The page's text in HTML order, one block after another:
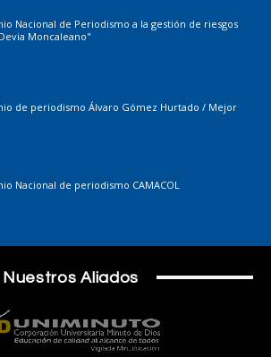
Nacional de Periodismo a la gestión de riesgos
Moncaleano"
de periodismo Álvaro Gómez Hurtado / Mejor
Nacional de periodismo CAMACOL
Nuestros Aliados